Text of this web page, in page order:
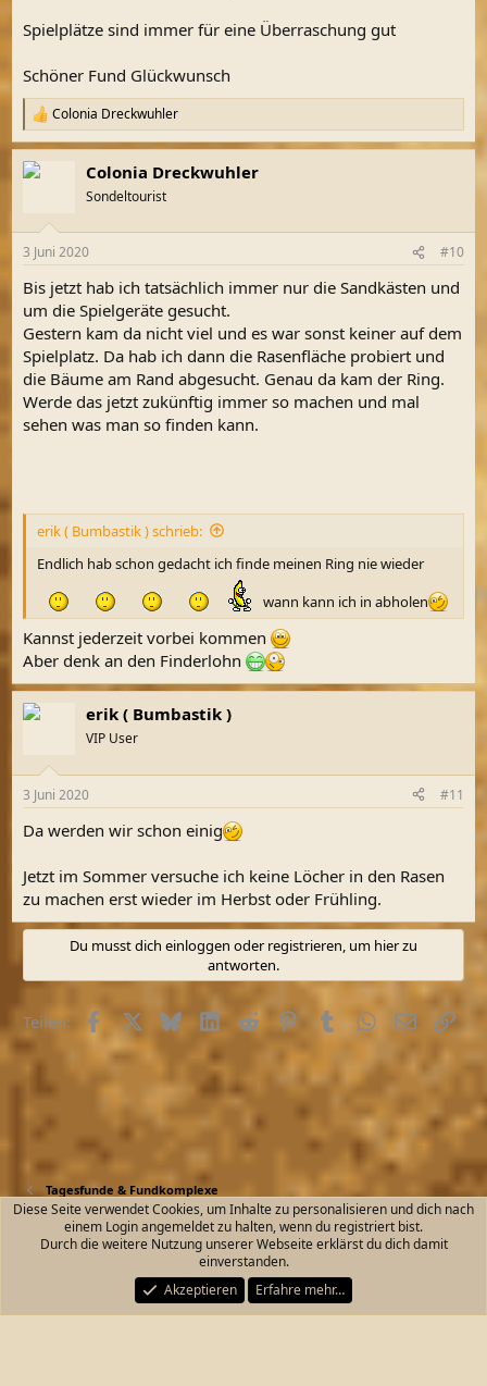
Spielplätze sind immer für eine Überraschung gut
Schöner Fund Glückwunsch
R
e
a
k
e
:
Colonia Dreckwuhler
Colonia Dreckwuhler
Sondeltourist
3 Juni 2020 #10
Bis jetzt hab ich tatsächlich immer nur die Sandkästen und
um die Spielgeräte gesucht.
Gestern kam da nicht viel und es war sonst keiner auf dem
Spielplatz. Da hab ich dann die Rasenfläche probiert und
die Bäume am Rand abgesucht. Genau da kam der Ring.
Werde das jetzt zukünftig immer so machen und mal
sehen was man so finden kann.
erik ( Bumbastik ) schrieb:
Endlich hab schon gedacht ich finde meinen Ring nie wieder
wann kann ich in abholen
Kannst jederzeit vorbei kommen
Aber denk an den Finderlohn
erik ( Bumbastik )
VIP User
3 Juni 2020 #11
Da werden wir schon einig
Jetzt im Sommer versuche ich keine Löcher in den Rasen
zu machen erst wieder im Herbst oder Frühling.
Du musst dich einloggen oder registrieren, um hier zu
antworten.
Teilen: FacebookX (Twitter)
BlueskyLinkedInRedditPinterest
TumblrWhatsApp
E-MailLink
Tagesfunde & Fundkomplexe
Kontakt Nutzungsbedingungen
Datenschutz
Start
R
S
Community platform by XenForo® © 2010-2026 XenForo Ltd.
Diese Seite verwendet Cookies, um Inhalte zu personalisieren und dich nach
einem Login angemeldet zu halten, wenn du registriert bist.
Durch die weitere Nutzung unserer Webseite erklärst du dich damit
einverstanden.
Akzeptieren
Erfahre mehr…